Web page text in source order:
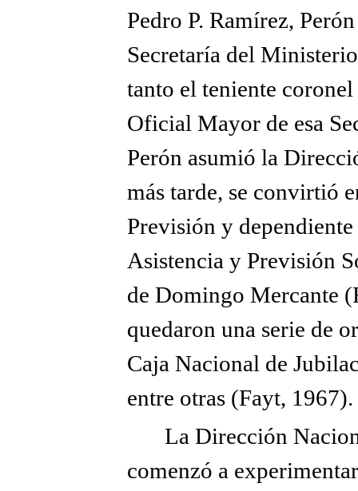
Pedro P. Ramírez,
Secretaría del
tanto el teniente
Oficial Mayor de esa
Perón asumió la
más tarde, se convirtió
Previsión y
Asistencia y Previsión
de Domingo Mercante
quedaron una serie de
Caja Nacional de
entre otras (Fayt, 1967).
La Dirección
comenzó a